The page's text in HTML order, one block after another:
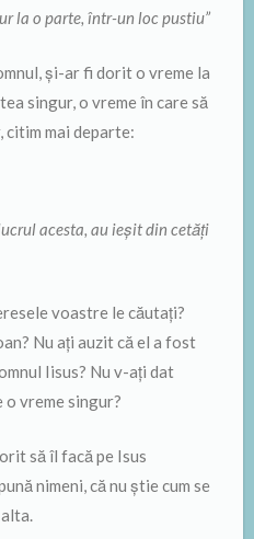
la o parte, într-un loc pustiu”
și-ar fi dorit o vreme la
singur, o vreme în care să
citim mai departe:
acesta, au ieșit din cetăți
voastre le căutați?
Nu ați auzit că el a fost
Iisus? Nu v-ați dat
o vreme singur?
să îl facă pe Isus
nimeni, că nu știe cum se